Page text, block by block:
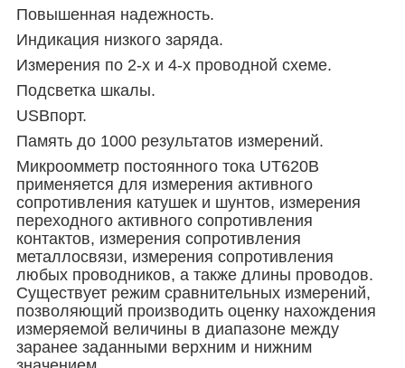
Повышенная надежность.
Индикация низкого заряда.
Измерения по 2-х и 4-х проводной схеме.
Подсветка шкалы.
USBпорт.
Память до 1000 результатов измерений.
Микроомметр постоянного тока UT620B
применяется для измерения активного
сопротивления катушек и шунтов, измерения
переходного активного сопротивления
контактов, измерения сопротивления
металлосвязи, измерения сопротивления
любых проводников, а также длины проводов.
Существует режим сравнительных измерений,
позволяющий производить оценку нахождения
измеряемой величины в диапазоне между
заранее заданными верхним и нижним